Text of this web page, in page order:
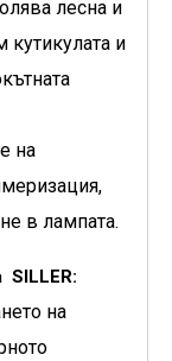
лесна и
кутикулата и
на
в лампата.
SILLER:
на